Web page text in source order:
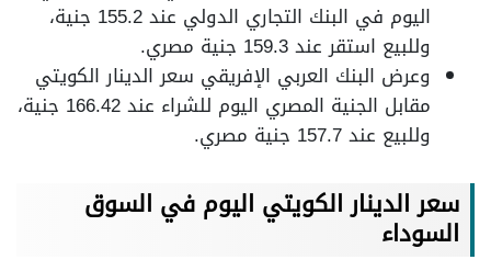
اليوم في البنك التجاري الدولي عند 155.2 جنية،
وللبيع استقر عند 159.3 جنية مصري.
وعرض البنك العربي الإفريقي سعر الدينار الكويتي
مقابل الجنية المصري اليوم للشراء عند 166.42 جنية،
وللبيع عند 157.7 جنية مصري.
سعر الدينار الكويتي اليوم في السوق
السوداء